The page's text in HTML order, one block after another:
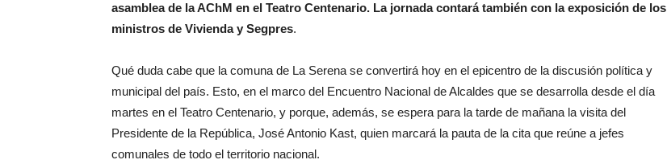
asamblea de la AChM en el Teatro Centenario. La jornada contará también con la exposición de los
ministros de Vivienda y Segpres.
Qué duda cabe que la comuna de La Serena se convertirá hoy en el epicentro de la discusión política y
municipal del país. Esto, en el marco del Encuentro Nacional de Alcaldes que se desarrolla desde el día
martes en el Teatro Centenario, y porque, además, se espera para la tarde de mañana la visita del
Presidente de la República, José Antonio Kast, quien marcará la pauta de la cita que reúne a jefes
comunales de todo el territorio nacional.